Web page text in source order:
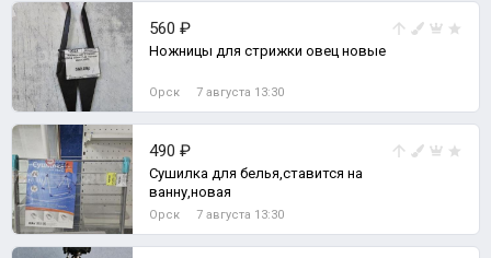
560 ₽
Ножницы для стрижки овец новые
Орск 7 августа 13:30
490 ₽
Сушилка для белья,ставится на
ванну,новая
Орск 7 августа 13:30